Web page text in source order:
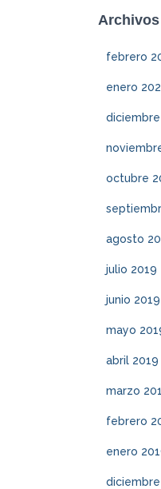
Archivos
febrero
enero
octubre
agosto
julio 2019
junio 2019
mayo
abril 2019
marzo
febrero
enero